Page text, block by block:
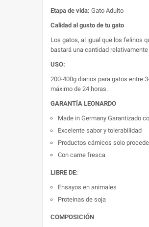
Etapa de vida: Gato Adulto
Calidad al gusto de tu gato
Los gatos, al igual que los felinos
bastará una cantidad
USO:
200-400g diarios para gatos entre
máximo de 24 horas.
GARANTÍA LEONARDO
Made in Germany Garantizado
Excelente sabor y tolerabilidad
Productos cárnicos solo
Con carne fresca
LIBRE DE:
Ensayos en animales
Proteínas de soja
COMPOSICIÓN